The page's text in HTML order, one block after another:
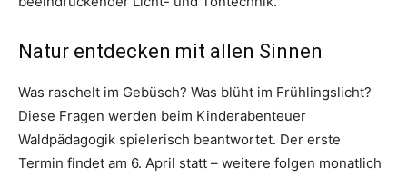
Natur entdecken mit allen Sinnen
Was raschelt im Gebüsch? Was blüht im Frühlingslicht?
Diese Fragen werden beim Kinderabenteuer
Waldpädagogik spielerisch beantwortet. Der erste
Termin findet am 6. April statt – weitere folgen monatlich